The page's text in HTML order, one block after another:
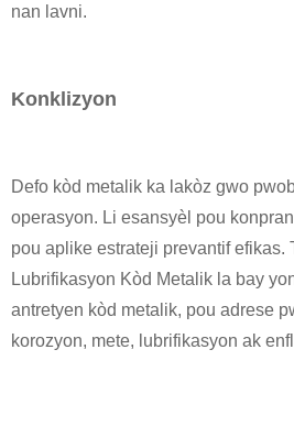
nan lavni.
Konklizyon
Defo kòd metalik ka lakòz gwo
operasyon. Li esansyèl pou
pou aplike estrateji prevantif efikas.
Lubrifikasyon Kòd Metalik la bay
antretyen kòd metalik, pou adrese
korozyon, mete, lubrifikasyon ak